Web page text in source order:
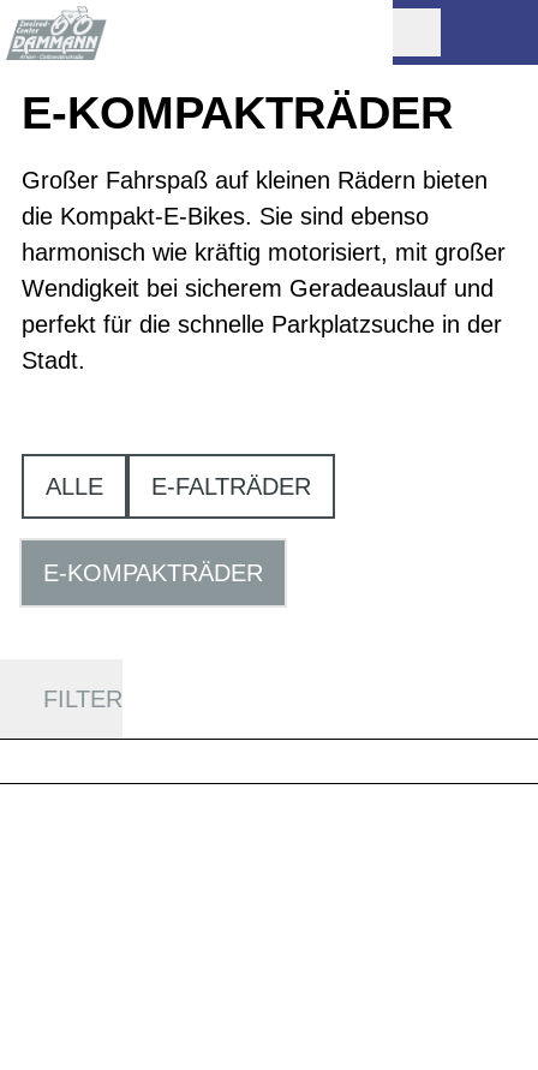
E-KOMPAKT­RÄDER
Großer Fahrspaß auf kleinen Rädern bieten
die Kompakt-E-Bikes. Sie sind ebenso
harmonisch wie kräftig motorisiert, mit großer
Wendigkeit bei sicherem Geradeauslauf und
perfekt für die schnelle Parkplatzsuche in der
Stadt.
ALLE E-FALTRÄDER
E-KOMPAKTRÄDER
FILTER